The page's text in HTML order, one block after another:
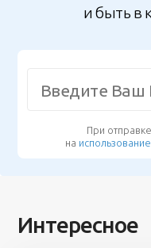
и быть в
При
на
Интересное